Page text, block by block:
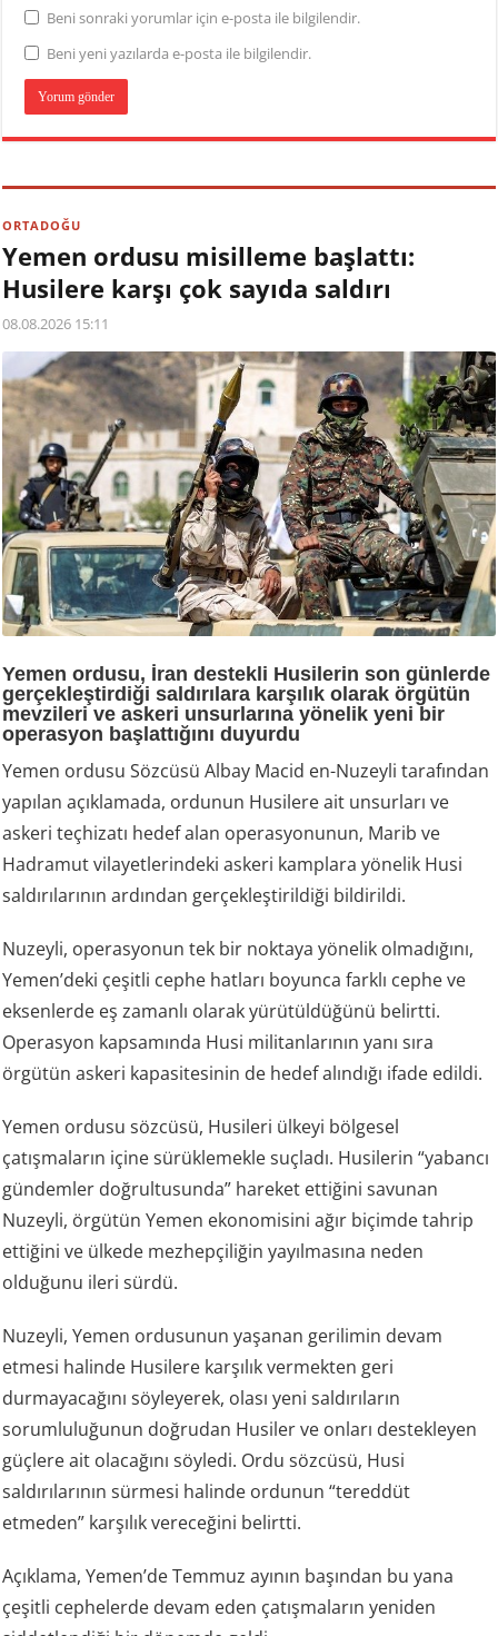
Beni sonraki yorumlar için e-posta ile bilgilendir.
Beni yeni yazılarda e-posta ile bilgilendir.
ORTADOĞU
Yemen ordusu misilleme başlattı:
Husilere karşı çok sayıda saldırı
08.08.2026 15:11
Yemen ordusu, İran destekli Husilerin son günlerde
gerçekleştirdiği saldırılara karşılık olarak örgütün
mevzileri ve askeri unsurlarına yönelik yeni bir
operasyon başlattığını duyurdu
Yemen ordusu Sözcüsü Albay Macid en-Nuzeyli tarafından
yapılan açıklamada, ordunun Husilere ait unsurları ve
askeri teçhizatı hedef alan operasyonunun, Marib ve
Hadramut vilayetlerindeki askeri kamplara yönelik Husi
saldırılarının ardından gerçekleştirildiği bildirildi.
Nuzeyli, operasyonun tek bir noktaya yönelik olmadığını,
Yemen’deki çeşitli cephe hatları boyunca farklı cephe ve
eksenlerde eş zamanlı olarak yürütüldüğünü belirtti.
Operasyon kapsamında Husi militanlarının yanı sıra
örgütün askeri kapasitesinin de hedef alındığı ifade edildi.
Yemen ordusu sözcüsü, Husileri ülkeyi bölgesel
çatışmaların içine sürüklemekle suçladı. Husilerin “yabancı
gündemler doğrultusunda” hareket ettiğini savunan
Nuzeyli, örgütün Yemen ekonomisini ağır biçimde tahrip
ettiğini ve ülkede mezhepçiliğin yayılmasına neden
olduğunu ileri sürdü.
Nuzeyli, Yemen ordusunun yaşanan gerilimin devam
etmesi halinde Husilere karşılık vermekten geri
durmayacağını söyleyerek, olası yeni saldırıların
sorumluluğunun doğrudan Husiler ve onları destekleyen
güçlere ait olacağını söyledi. Ordu sözcüsü, Husi
saldırılarının sürmesi halinde ordunun “tereddüt
etmeden” karşılık vereceğini belirtti.
Açıklama, Yemen’de Temmuz ayının başından bu yana
çeşitli cephelerde devam eden çatışmaların yeniden